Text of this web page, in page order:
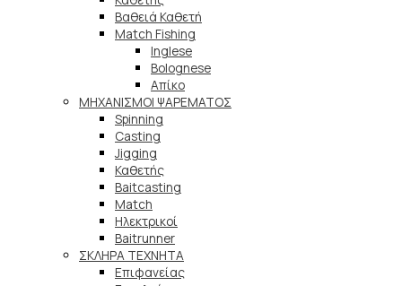
Βαθειά Καθετή
Match Fishing
Inglese
Bolognese
Απίκο
ΜΗΧΑΝΙΣΜΟΙ ΨΑΡΕΜΑΤΟΣ
Spinning
Casting
Jigging
Καθετής
Baitcasting
Match
Ηλεκτρικοί
Baitrunner
ΣΚΛΗΡΑ ΤΕΧΝΗΤΑ
Επιφανείας